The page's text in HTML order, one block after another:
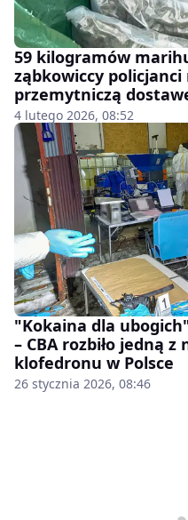
59 kilogramów
ząbkowiccy
przemytniczą
4 lutego 2026, 08:52
"Kokaina dla
– CBA rozbiło jedną
klofedronu w Polsce
26 stycznia 2026, 08:46